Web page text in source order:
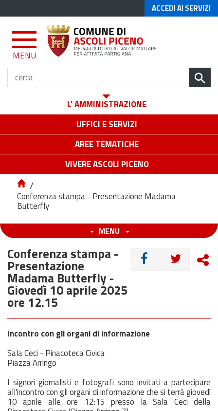
ACCEDI AI SERVIZI
MENU
L' AMMINISTRAZIONE
UFFICI E SERVIZI
AREE TEMATICHE
VIVERE ASCOLI PICENO
/
Conferenza stampa - Presentazione Madama
Butterfly
MENU
CONDIVIDI
Conferenza stampa -
Presentazione
Madama Butterfly -
Giovedì 10 aprile 2025
ore 12.15
Incontro con gli organi di informazione
Sala Ceci - Pinacoteca Civica
Piazza Arringo
I signori giornalisti e fotografi sono invitati a partecipare
all'incontro con gli organi di informazione che si terrà giovedì
10aprile alle ore 12:15 presso la Sala Ceci della